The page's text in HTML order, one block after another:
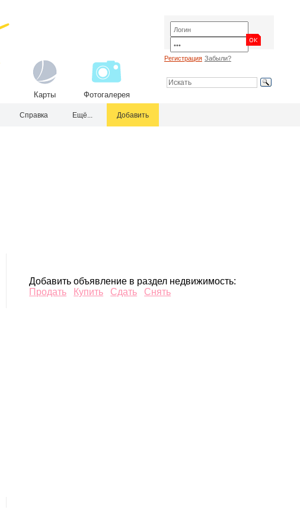
Карты Фотогалерея
Регистрация Забыли?
Справка Ещё... Добавить
Добавить объявление в раздел недвижимость:
Продать
Купить Сдать Снять